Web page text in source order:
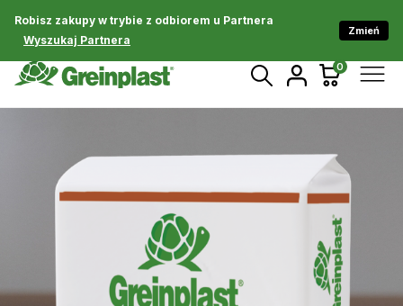
Robisz zakupy w trybie z odbiorem u Partnera
Wyszukaj Partnera
Zmień
0